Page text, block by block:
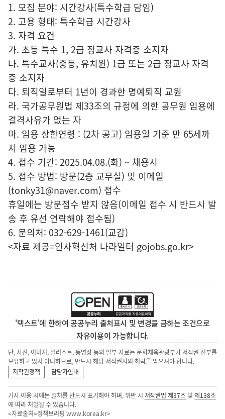
1. 모집 분야: 시간강사(특수학급 담임)
2. 고용 형태: 특수학급 시간강사
3. 자격 요건
가. 초등 특수 1, 2급 정교사 자격증 소지자
나. 특수교사(중등, 유치원) 1급 또는 2급 정교사 자격
증 소지자
다. 퇴직일로부터 1년이 경과한 명예퇴직 교원
라. 국가공무원법 제33조의 규정에 의한 공무원 임용에
결격사유가 없는 자
마. 임용 상한연령 : (2차 공고) 임용일 기준 만 65세까
지 임용 가능
4. 접수 기간: 2025.04.08.(화) ~ 채용시
5. 접수 방법: 방문(2층 교무실) 및 이메일
(tonky31@naver.com) 접수
휴일에는 방문접수 받지 않음(이메일 접수 시 반드시 발
송 후 유선 연락해야 접수됨)
6. 문의처: 032-629-1461(교감)
<자료 제공=인사혁신처 나라일터 gojobs.go.kr>
'텍스트'에 한하여 공공누리 출처표시 및 변경을 금하는 조건으로
자유이용이 가능합니다.
단, 사진, 이미지, 일러스트, 동영상 등의 일부 자료는 문화체육관광부가 저작권 전부를
보유하고 있지 아니하므로, 반드시 해당 저작권자의 허락을 받으셔야 합니다.
저작권정책
담당자안내
기사 이용 시에는 출처를 반드시 표기해야 하며, 위반 시 저작권법 제37조 및제138조
에 따라 처벌될 수 있습니다.
<자료출처=정책브리핑 www.korea.kr>